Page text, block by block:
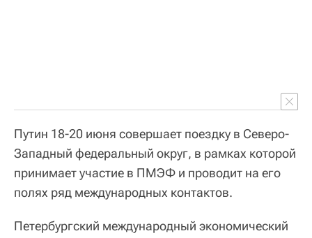
Путин 18-20 июня совершает поездку в Северо-
Западный федеральный округ, в рамках которой
принимает участие в ПМЭФ и проводит на его
полях ряд международных контактов.
Петербургский международный экономический